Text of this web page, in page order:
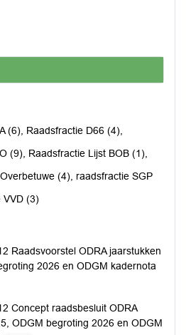
(6), Raadsfractie D66 (4),
(9), Raadsfractie Lijst BOB (1),
(4), raadsfractie SGP
VVD (3)
Raadsvoorstel ODRA jaarstukken
2026 en ODGM kadernota
Concept raadsbesluit ODRA
ODGM begroting 2026 en ODGM